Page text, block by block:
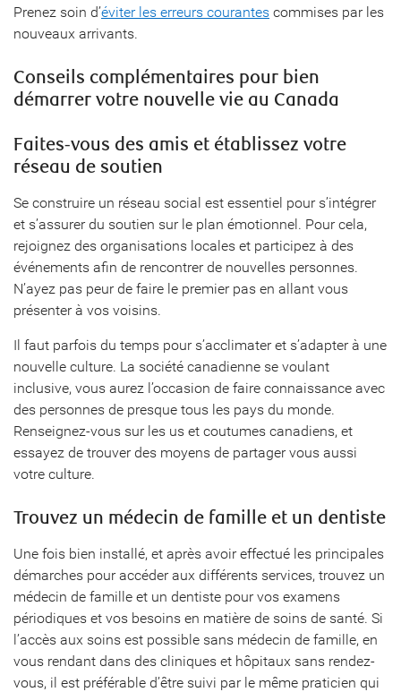
Prenez soin d’éviter les erreurs courantes commises par les
nouveaux arrivants.
Conseils complémentaires pour bien
démarrer votre nouvelle vie au Canada
Faites-vous des amis et établissez votre
réseau de soutien
Se construire un réseau social est essentiel pour s’intégrer
et s’assurer du soutien sur le plan émotionnel. Pour cela,
rejoignez des organisations locales et participez à des
événements afin de rencontrer de nouvelles personnes.
N’ayez pas peur de faire le premier pas en allant vous
présenter à vos voisins.
Il faut parfois du temps pour s’acclimater et s’adapter à une
nouvelle culture. La société canadienne se voulant
inclusive, vous aurez l’occasion de faire connaissance avec
des personnes de presque tous les pays du monde.
Renseignez-vous sur les us et coutumes canadiens, et
essayez de trouver des moyens de partager vous aussi
votre culture.
Trouvez un médecin de famille et un dentiste
Une fois bien installé, et après avoir effectué les principales
démarches pour accéder aux différents services, trouvez un
médecin de famille et un dentiste pour vos examens
périodiques et vos besoins en matière de soins de santé. Si
l’accès aux soins est possible sans médecin de famille, en
vous rendant dans des cliniques et hôpitaux sans rendez-
vous, il est préférable d’être suivi par le même praticien qui